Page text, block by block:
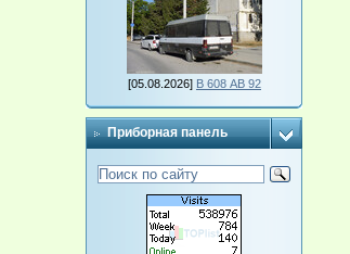
[05.08.2026] В 608 АВ 92
Приборная панель